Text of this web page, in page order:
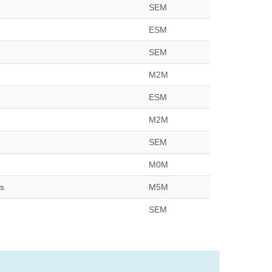
SEM
ESM
SEM
M2M
ESM
M2M
SEM
M0M
M5M
SEM